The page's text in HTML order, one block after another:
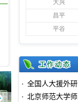
全国人大援外
北京师范大学